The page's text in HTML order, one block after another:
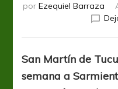
por Ezequiel Barraza
San Martín de
semana a